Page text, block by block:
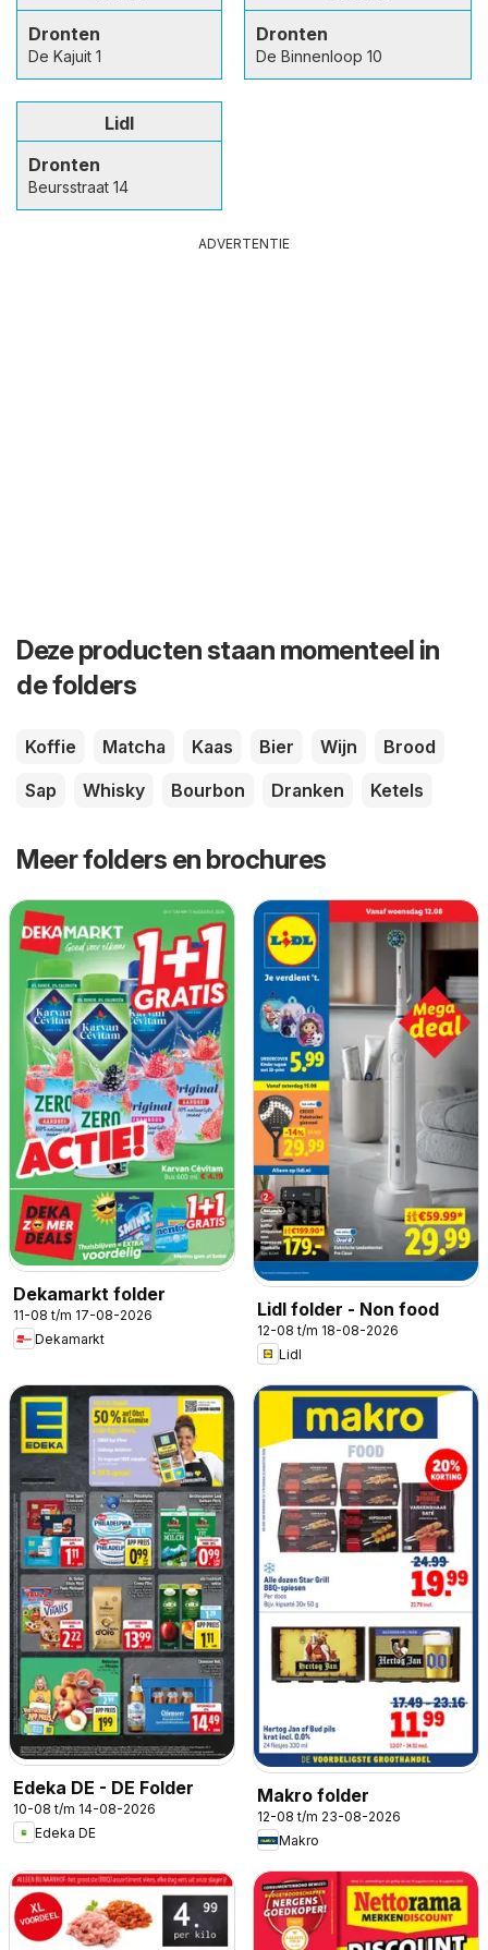
Dronten
De Kajuit 1
Dronten
De Binnenloop 10
Lidl
Dronten
Beursstraat 14
ADVERTENTIE
Deze producten staan momenteel in
de folders
Koffie Matcha Kaas Bier Wijn
Brood
Sap
Whisky Bourbon Dranken Ketels
Meer folders en brochures
Dekamarkt folder
11-08 t/m 17-08-2026
Dekamarkt
Lidl folder - Non food
12-08 t/m 18-08-2026
Lidl
Edeka DE - DE Folder
10-08 t/m 14-08-2026
Edeka DE
Makro folder
12-08 t/m 23-08-2026
Makro